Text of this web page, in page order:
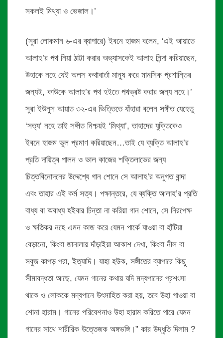
সকলই মিথ্যা ও ভেজাল।’
(সুরা লোকমান ৬-এর ব্যাপারে) ইবনে হাজম বলেন, ‘এই আয়াতে
আলাহ’র পথ নিয়া ঠাট্টা করার অভ্যাসকেই আলাহ নিন্দা করিয়াছেন,
উহাকে নহে যেই অলস কথাবার্তা মানুষ করে মানসিক প্রশান্তির
জন্যই, কাউকে আলাহ’র পথ হইতে পথভ্রষ্ট করার জন্য নহে।’
সুরা ইউনুস আয়াত ৩২-এর ভিত্তিতে যাঁহারা বলেন সঙ্গীত যেহেতু
‘সত্য’ নহে তাই সঙ্গীত নিশ্চয়ই ‘মিথ্যা’, তাহাদের যুক্তিকেও
ইবনে হাজম ভুল প্রমাণ করিয়াছেন…তাই যে ব্যক্তি আলাহ’র
প্রতি দায়িত্ব পালন ও ভাল কাজের শক্তিলাভের জন্য
চিত্তবিনোদনের উদ্দেশ্যে গান শোনে সে আলাহ’র অনুগত বান্দা
এবং তাহার এই কর্ম সত্য। পক্ষান্তরে, যে ব্যক্তি আলাহ’র প্রতি
বাধ্য বা অবাধ্য হইবার চিন্তা না করিয়া গান শোনে, সে নিরপেক্ষ
ও ক্ষতিকর নহে এমন কাজ করে যেমন পার্কে যাওয়া বা হাঁটিয়া
বেড়ানো, কিংবা জানালায় দাঁড়াইয়া আকাশ দেখা, কিংবা নীল বা
সবুজ কাপড় পরা, ইত্যাদি। যাহা হউক, সঙ্গীতের ব্যাপারে কিছু
সীমাবদ্ধতা আছে, যেমন গানের কথায় যদি মদ্যপানের প্রশংসা
থাকে ও লোককে মদ্যপানে উৎসাহিত করা হয়, তবে উহা গাওয়া বা
শোনা হারাম। গানের পরিবেশনাও উহা হারাম করিতে পারে যেমন
গানের সাথে শারীরিক উত্তেজক অঙ্গভঙ্গি।” কার উদ্ধৃতি দিলাম ?